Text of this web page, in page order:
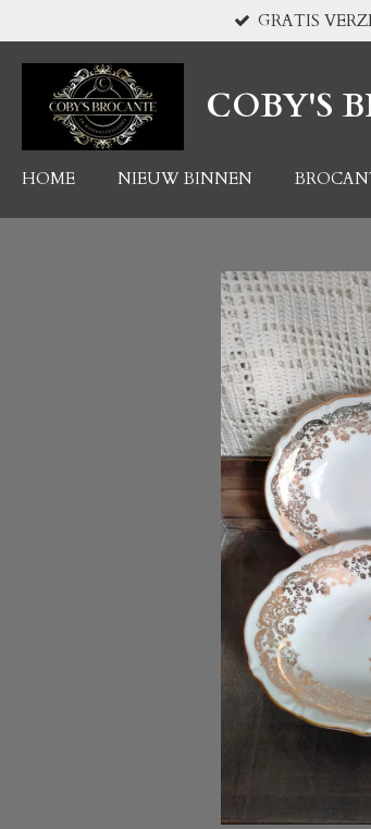
direct
naar
hoofdinhoud
GRATIS
COBY'S
HOME NIEUW BINNEN